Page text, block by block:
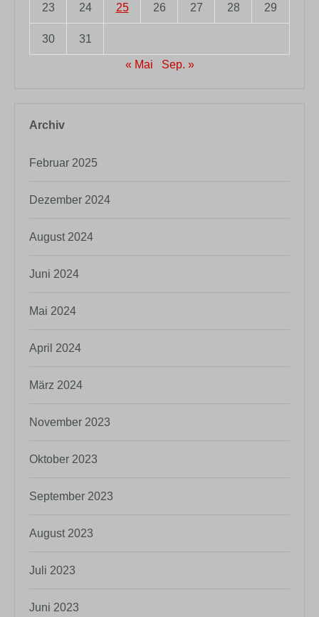
23 24 25 26 27 28 29
30 31
« Mai Sep. »
Archiv
Februar 2025
Dezember 2024
August 2024
Juni 2024
Mai 2024
April 2024
März 2024
November 2023
Oktober 2023
September 2023
August 2023
Juli 2023
Juni 2023